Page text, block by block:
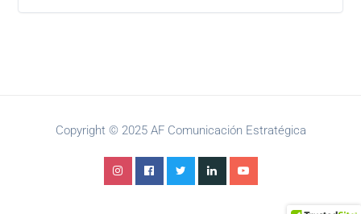
Copyright © 2025 AF Comunicación Estratégica